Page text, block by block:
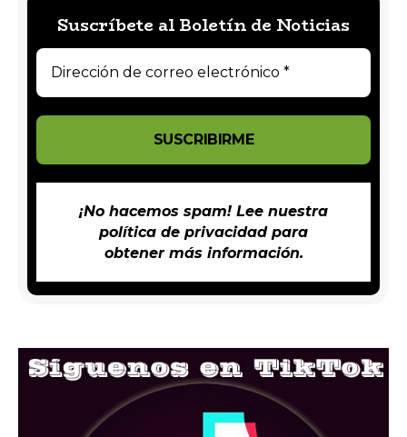
Suscríbete al Boletín de Noticias
¡No hacemos spam! Lee nuestra
política de privacidadpara
obtener más información.